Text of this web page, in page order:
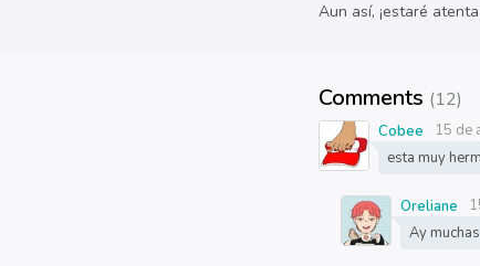
Aun así, ¡estaré
Comments (12)
Cobee 15 de
esta muy
Oreliane
Ay